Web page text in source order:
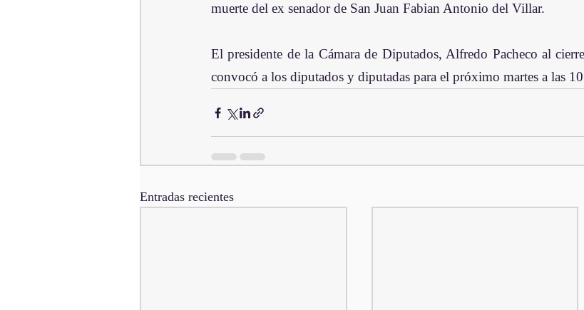
muerte del ex senador de San Juan Fabian Antonio del Villar.
El presidente de la Cámara de Diputados, Alfredo Pacheco al
convocó a los diputados y diputadas para el próximo martes a las
Entradas recientes